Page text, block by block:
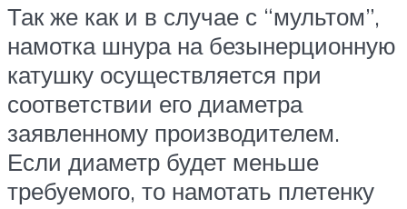
Так же как и в случае с “мультом”,
намотка шнура на безынерционную
катушку осуществляется при
соответствии его диаметра
заявленному производителем.
Если диаметр будет меньше
требуемого, то намотать плетенку